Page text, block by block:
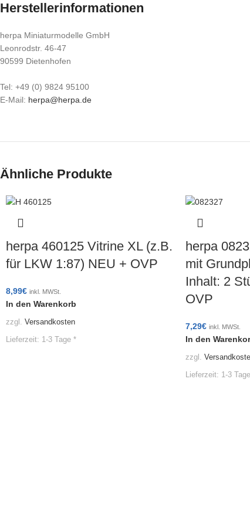
Herstellerinformationen
herpa Miniaturmodelle GmbH
Leonrodstr. 46-47
90599 Dietenhofen
Tel: +49 (0) 9824 95100
E-Mail: herpa@herpa.de
Ähnliche Produkte
herpa 460125 Vitrine XL (z.B.
für LKW 1:87) NEU + OVP
8,99€ inkl. MWSt.
In den Warenkorb
zzgl. Versandkosten
Lieferzeit: 1-3 Tage *
herpa
mit
Inhalt: 2
OVP
7,29€ inkl. MWSt.
In den
zzgl.
Lieferzeit: 1-3